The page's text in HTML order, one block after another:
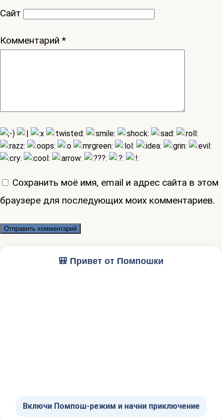
Сайт
Комментарий *
Сохранить моё имя, email и адрес сайта в этом
браузере для последующих моих комментариев.
🎒 Привет от Помпошки
Включи Помпош-режим и начни приключение